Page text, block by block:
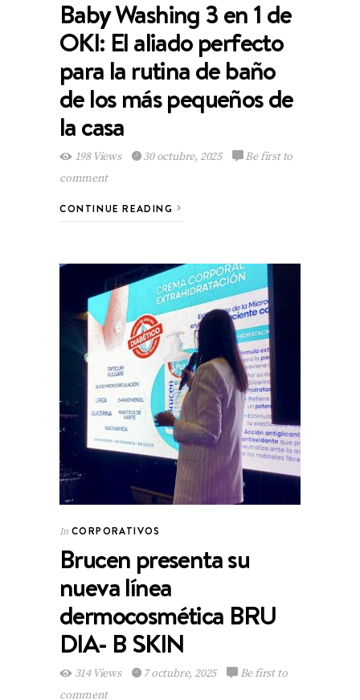
Baby Washing 3 en 1 de
OKI: El aliado perfecto
para la rutina de baño
de los más pequeños de
la casa
198 Views 30 octubre, 2025
Be first to
comment
CONTINUE READING
In CORPORATIVOS
Brucen presenta su
nueva línea
dermocosmética BRU
DIA- B SKIN
314 Views 7 octubre, 2025
Be first to
comment